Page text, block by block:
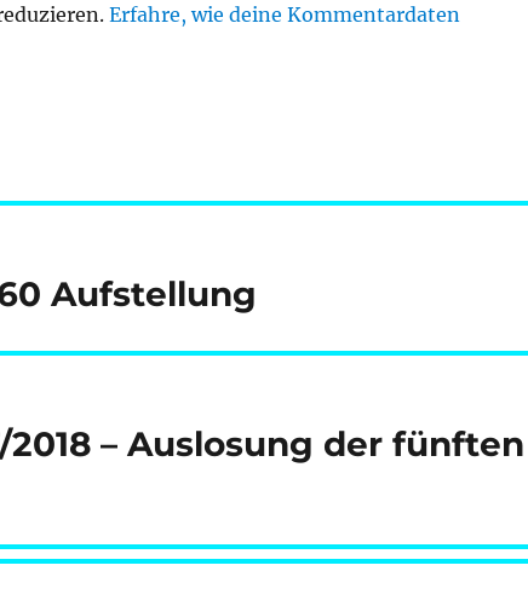
Erfahre, wie deine Kommentardaten
Aufstellung
– Auslosung der fünften